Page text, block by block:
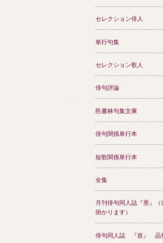
セレクション俳人
単行句集
セレクション歌人
俳句評論
邑書林句集文庫
俳句関係単行本
短歌関係単行本
全集
月刊俳句同人誌『里』（
掛かります）
俳句同人誌 『豈』 品